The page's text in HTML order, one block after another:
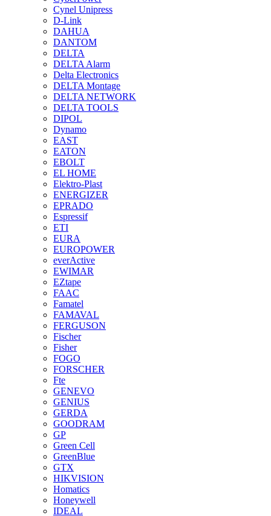
Cynel Unipress
D-Link
DAHUA
DANTOM
DELTA
DELTA Alarm
Delta Electronics
DELTA Montage
DELTA NETWORK
DELTA TOOLS
DIPOL
Dynamo
EAST
EATON
EBOLT
EL HOME
Elektro-Plast
ENERGIZER
EPRADO
Espressif
ETI
EURA
EUROPOWER
everActive
EWIMAR
EZtape
FAAC
Famatel
FAMAVAL
FERGUSON
Fischer
Fisher
FOGO
FORSCHER
Fte
GENEVO
GENIUS
GERDA
GOODRAM
GP
Green Cell
GreenBlue
GTX
HIKVISION
Homatics
Honeywell
IDEAL